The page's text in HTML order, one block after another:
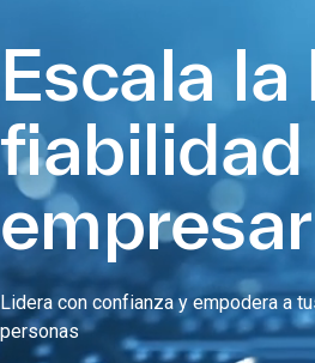
Escala la
fiabilidad
Lidera con confianza y empodera a
personas